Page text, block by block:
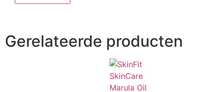
Gerelateerde producten